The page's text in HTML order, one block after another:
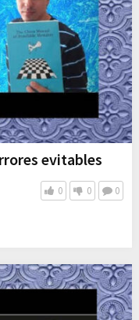
evitables
0 0 0